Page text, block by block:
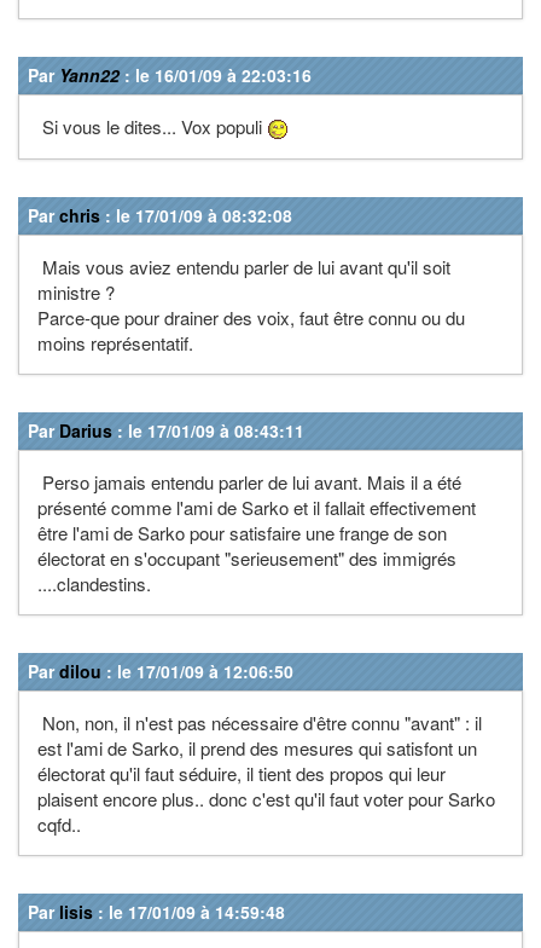
Par Yann22: le 16/01/09 à 22:03:16
Si vous le dites... Vox populi
Parchris : le 17/01/09 à 08:32:08
Mais vous aviez entendu parler de lui avant qu'il soit
ministre ?
Parce-que pour drainer des voix, faut être connu ou du
moins représentatif.
Par Darius : le 17/01/09 à 08:43:11
Perso jamais entendu parler de lui avant. Mais il a été
présenté comme l'ami de Sarko et il fallait effectivement
être l'ami de Sarko pour satisfaire une frange de son
électorat en s'occupant "serieusement" des immigrés
....clandestins.
Pardilou : le 17/01/09 à 12:06:50
Non, non, il n'est pas nécessaire d'être connu "avant" : il
est l'ami de Sarko, il prend des mesures qui satisfont un
électorat qu'il faut séduire, il tient des propos qui leur
plaisent encore plus.. donc c'est qu'il faut voter pour Sarko
cqfd..
Par lisis : le 17/01/09 à 14:59:48